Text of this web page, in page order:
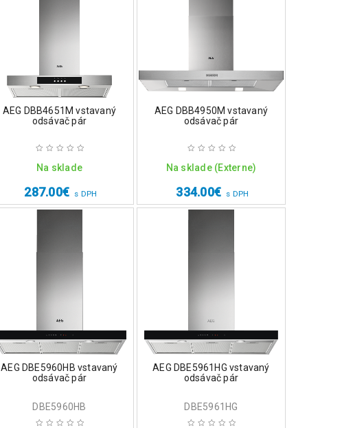
AEG DBB4651M vstavaný
odsávač pár
Na sklade
287.00€ s DPH
AEG DBB4950M vstavaný
odsávač pár
Na sklade (Externe)
334.00€ s DPH
AEG DBE5960HB vstavaný
odsávač pár
DBE5960HB
AEG DBE5961HG vstavaný
odsávač pár
DBE5961HG